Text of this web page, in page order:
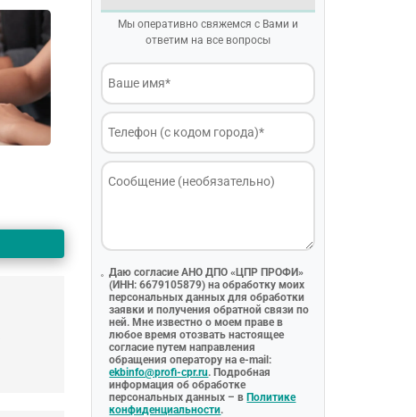
Мы оперативно свяжемся с Вами и
ответим на все вопросы
Даю согласие АНО ДПО «ЦПР ПРОФИ»
(ИНН: 6679105879) на обработку моих
персональных данных для обработки
заявки и получения обратной связи по
ней. Мне известно о моем праве в
любое время отозвать настоящее
согласие путем направления
обращения оператору на e-mail:
ekbinfo@profi-cpr.ru. Подробная
информация об обработке
персональных данных – в Политике
конфиденциальности.